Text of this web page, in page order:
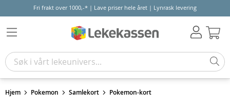
Fri frakt over 1000,-* | Lave priser hele året | Lynrask levering
Hjem Pokemon Samlekort Pokemon-kort